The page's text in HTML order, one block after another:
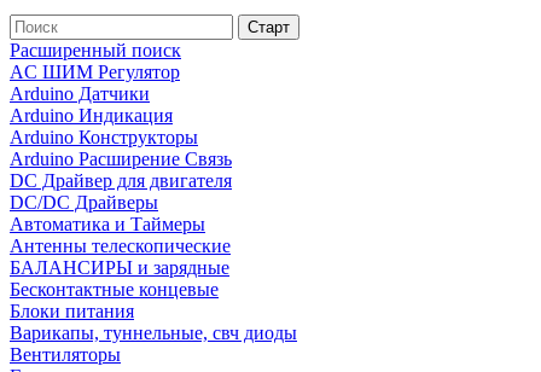
Расширенный поиск
AC ШИМ Регулятор
Arduino Датчики
Arduino Индикация
Arduino Конструкторы
Arduino Расширение Связь
DC Драйвер для двигателя
DC/DC Драйверы
Автоматика и Таймеры
Антенны телескопические
БАЛАНСИРЫ и зарядные
Бесконтактные концевые
Блоки питания
Варикапы, туннельные, свч диоды
Вентиляторы